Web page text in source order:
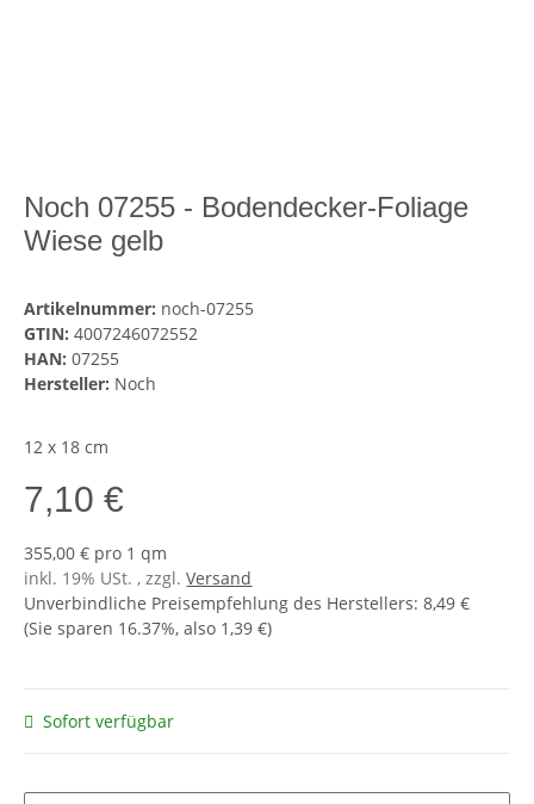
Noch 07255 - Bodendecker-Foliage
Wiese gelb
Artikelnummer: noch-07255
GTIN: 4007246072552
HAN: 07255
Hersteller: Noch
12 x 18 cm
7,10 €
355,00 € pro 1 qm
inkl. 19% USt. , zzgl.Versand
Unverbindliche Preisempfehlung des Herstellers:8,49 €
(Sie sparen 16.37%, also 1,39 €)
Sofort verfügbar